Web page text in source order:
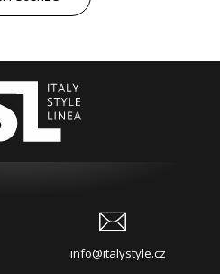
info@italystyle.cz